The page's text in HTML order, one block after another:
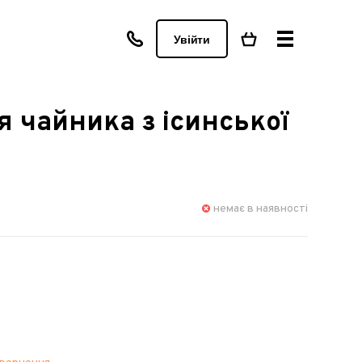
Увійти
чайника з ісинської
немає в наявності